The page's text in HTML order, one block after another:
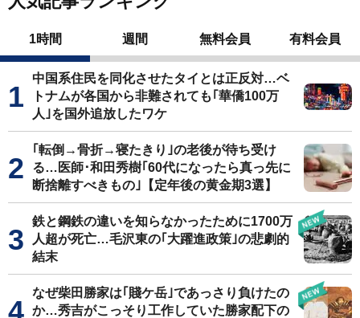
1時間 週間 無料会員 有料会員
中国系住民を同化させたタイとは正反対…ベ
トナムが各国から非難されても｢華僑100万
人｣を国外追放したワケ
｢転倒→骨折→寝たきり｣の老後が待ち受け
る…医師･和田秀樹｢60代になったら真っ先に
断捨離すべきもの｣【定年後の黄金期3選】
鉄と鋼鉄の違いを知らなかったために1700万
人超が死亡…毛沢東の｢大躍進政策｣の悲劇的
結末
なぜ柴田勝家は｢賤ケ岳｣であっさり負けたの
か…秀吉がこっそり工作していた勝家配下の